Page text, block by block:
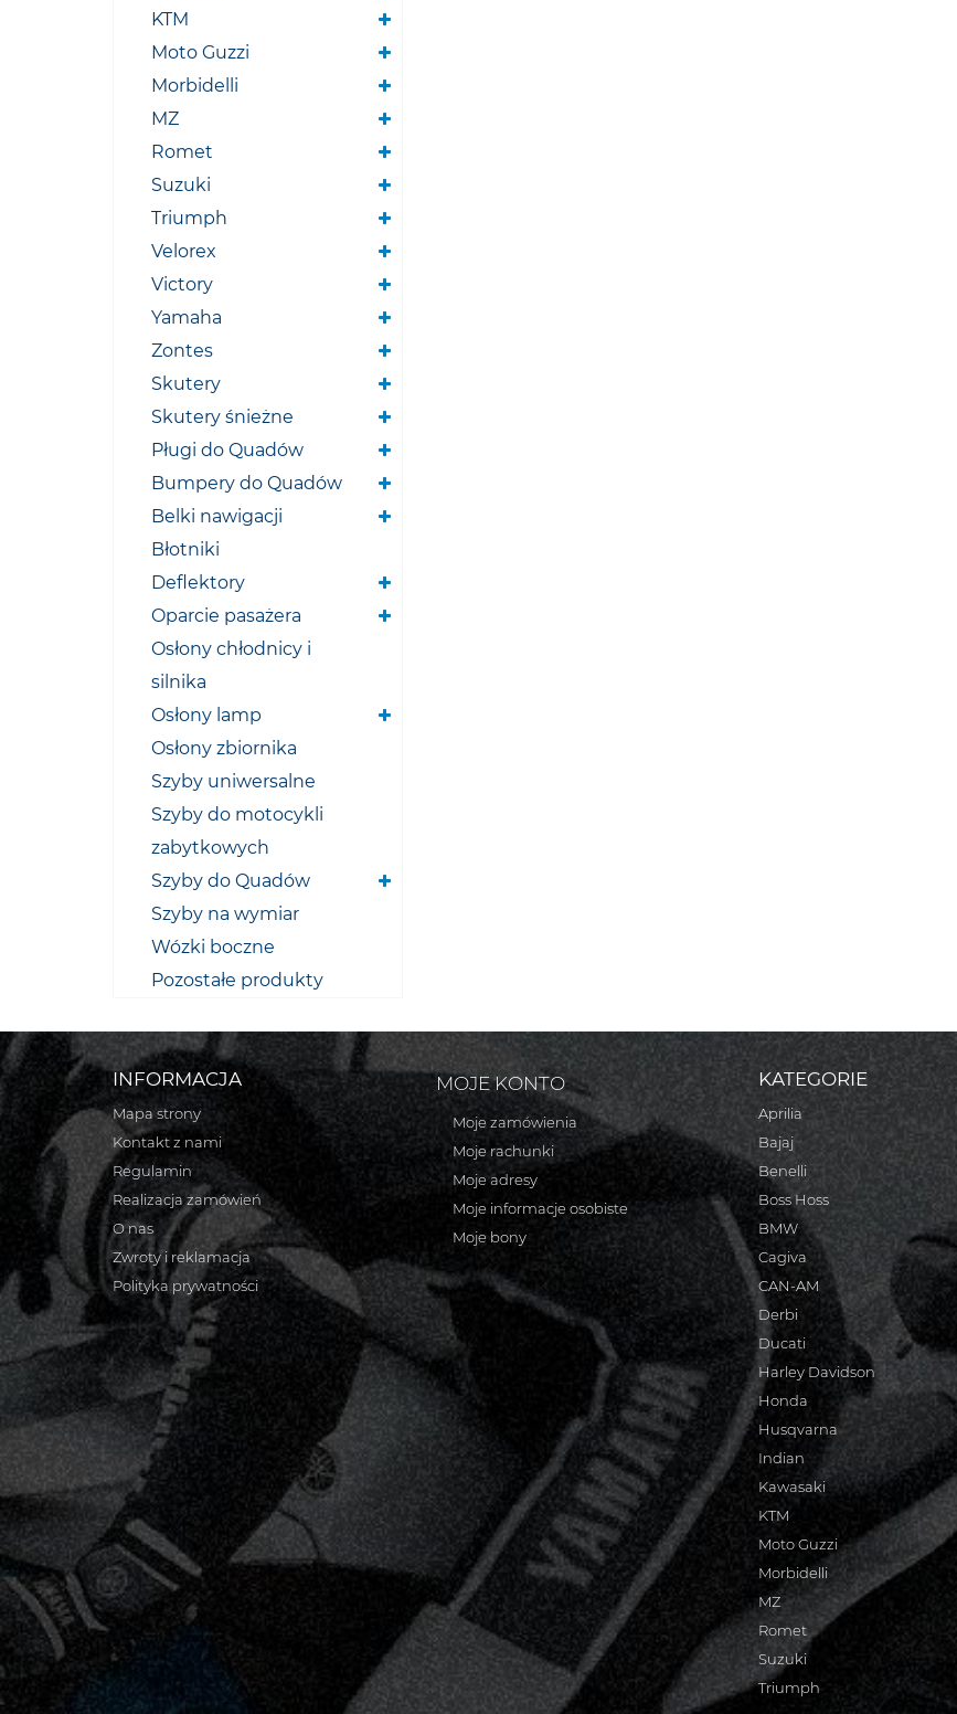
KTM
Moto Guzzi
Morbidelli
MZ
Romet
Suzuki
Triumph
Velorex
Victory
Yamaha
Zontes
Skutery
Skutery śnieżne
Pługi do Quadów
Bumpery do Quadów
Belki nawigacji
Błotniki
Deflektory
Oparcie pasażera
Osłony chłodnicy i
silnika
Osłony lamp
Osłony zbiornika
Szyby uniwersalne
Szyby do motocykli
zabytkowych
Szyby do Quadów
Szyby na wymiar
Wózki boczne
Pozostałe produkty
INFORMACJA
Mapa strony
Kontakt z nami
Regulamin
Realizacja zamówień
O nas
Zwroty i reklamacja
Polityka prywatności
MOJE KONTO
Moje zamówienia
Moje rachunki
Moje adresy
Moje informacje osobiste
Moje bony
KATEGORIE
Aprilia
Bajaj
Benelli
Boss Hoss
BMW
Cagiva
CAN-AM
Derbi
Ducati
Harley Davidson
Honda
Husqvarna
Indian
Kawasaki
KTM
Moto Guzzi
Morbidelli
MZ
Romet
Suzuki
Triumph